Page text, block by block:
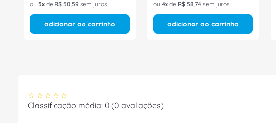
ou 5 de R$ 50,59 sem juros
adicionar ao carrinho
ou 4 de R$ 58,74 sem juros
adicionar ao carrinho
☆ ☆ ☆ ☆ ☆
Classificação média: 0 (0 avaliações)